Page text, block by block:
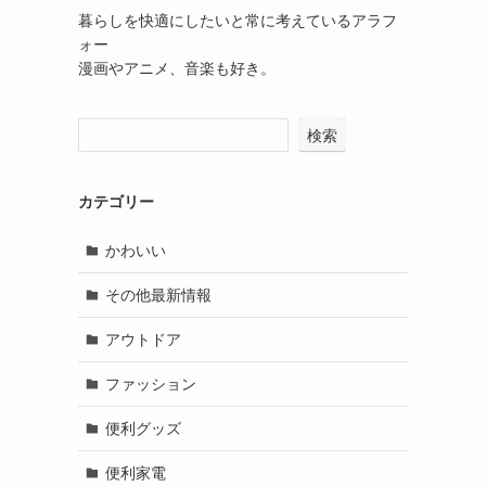
暮らしを快適にしたいと常に考えているアラフ
ォー
漫画やアニメ、音楽も好き。
検索
カテゴリー
かわいい
その他最新情報
アウトドア
ファッション
便利グッズ
便利家電